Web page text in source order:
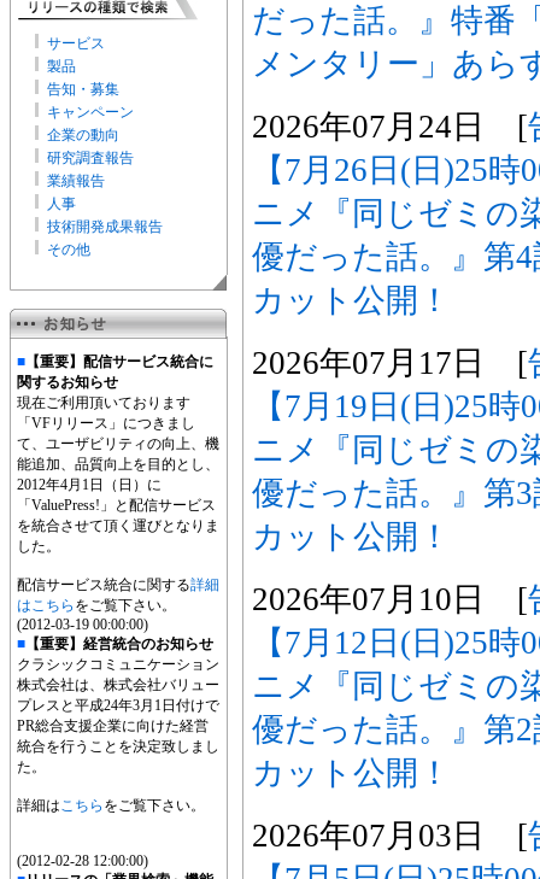
サービス
製品
告知・募集
キャンペーン
企業の動向
研究調査報告
業績報告
人事
技術開発成果報告
その他
■ 【重要】配信サービス統合に
関するお知らせ
現在ご利用頂いております
「VFリリース」につきまし
て、ユーザビリティの向上、機
能追加、品質向上を目的とし、
2012年4月1日（日）に
「ValuePress!」と配信サービス
を統合させて頂く運びとなりま
した。
配信サービス統合に関する詳細
はこちら をご覧下さい。
(2012-03-19 00:00:00)
■ 【重要】経営統合のお知らせ
クラシックコミュニケーション
株式会社は、株式会社バリュー
プレスと平成24年3月1日付けで
PR総合支援企業に向けた経営
統合を行うことを決定致しまし
た。
詳細はこちら をご覧下さい。
(2012-02-28 12:00:00)
だった話。』特番
メンタリー」あら
2026年07月24日 [
【7月26日(日)25
ニメ『同じゼミの
優だった話。』第
カット公開！
2026年07月17日 [
【7月19日(日)25
ニメ『同じゼミの
優だった話。』第
カット公開！
2026年07月10日 [
【7月12日(日)25
ニメ『同じゼミの
優だった話。』第
カット公開！
2026年07月03日 [